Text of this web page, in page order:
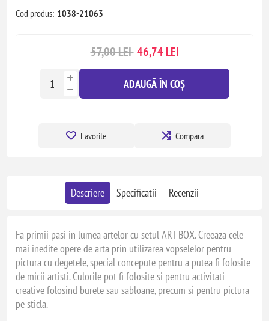
Cod produs: 1038-21063
57,00 LEI 46,74 LEI
ADAUGĂ ÎN COȘ
Favorite Compara
Descriere Specificatii Recenzii
Fa primii pasi in lumea artelor cu setul ART BOX. Creeaza cele
mai inedite opere de arta prin utilizarea vopselelor pentru
pictura cu degetele, special concepute pentru a putea fi folosite
de micii artisti. Culorile pot fi folosite si pentru activitati
creative folosind burete sau sabloane, precum si pentru pictura
pe sticla.